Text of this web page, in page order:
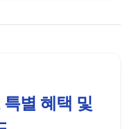
별 혜택 및